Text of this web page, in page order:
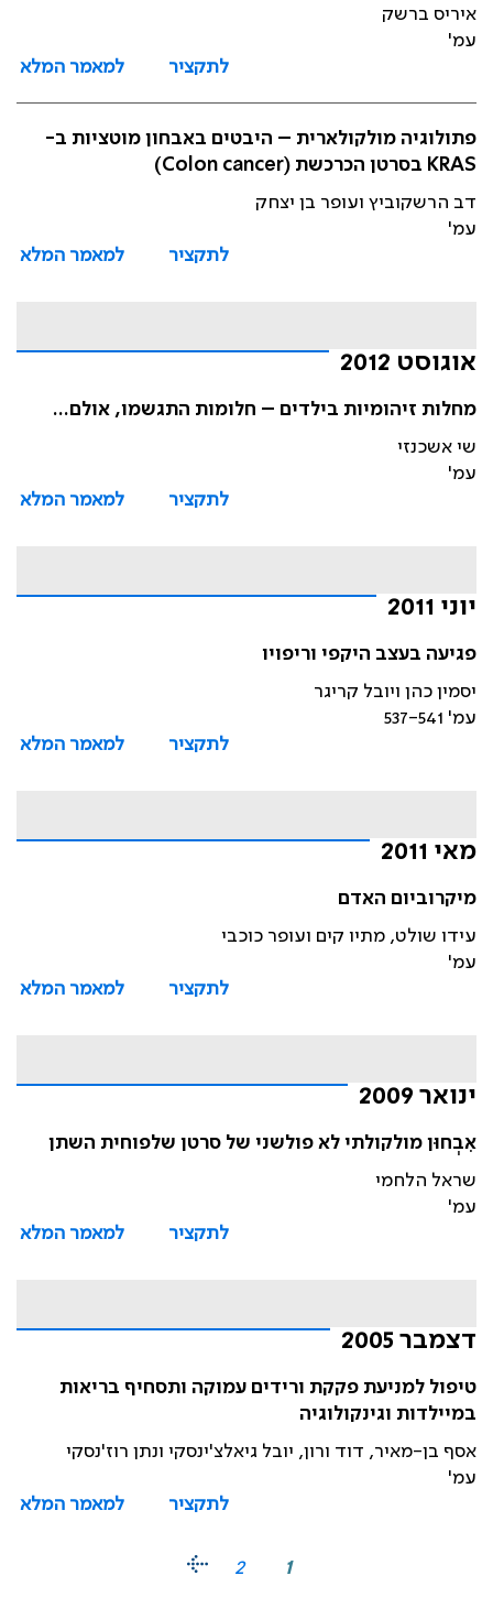
איריס ברשק
עמ'
לתקציר
למאמר המלא
פתולוגיה מולקולארית – היבטים באבחון מוטציות ב-
KRAS בסרטן הכרכשת (Colon cancer)
דב הרשקוביץ ועופר בן יצחק
עמ'
לתקציר
למאמר המלא
אוגוסט 2012
מחלות זיהומיות בילדים – חלומות התגשמו, אולם...
שי אשכנזי
עמ'
לתקציר
למאמר המלא
יוני 2011
פגיעה בעצב היקפי וריפויו
יסמין כהן ויובל קריגר
עמ' 537-541
לתקציר
למאמר המלא
מאי 2011
מיקרוביום האדם
עידו שולט, מתיו קים ועופר כוכבי
עמ'
לתקציר
למאמר המלא
ינואר 2009
אִבְחוּן מולקולתי לא פולשני של סרטן שלפוחית השתן
שראל הלחמי
עמ'
לתקציר
למאמר המלא
דצמבר 2005
טיפול למניעת פקקת ורידים עמוקה ותסחיף בריאות
במיילדות וגינקולוגיה
אסף בן-מאיר, דוד ורון, יובל גיאלצ'ינסקי ונתן רוז'נסקי
עמ'
לתקציר
למאמר המלא
1
2